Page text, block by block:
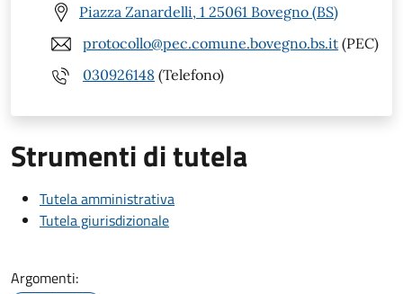
Piazza Zanardelli, 1 25061 Bovegno (BS)
protocollo@pec.comune.bovegno.bs.it (PEC)
030926148 (Telefono)
Strumenti di tutela
Tutela amministrativa
Tutela giurisdizionale
Argomenti: